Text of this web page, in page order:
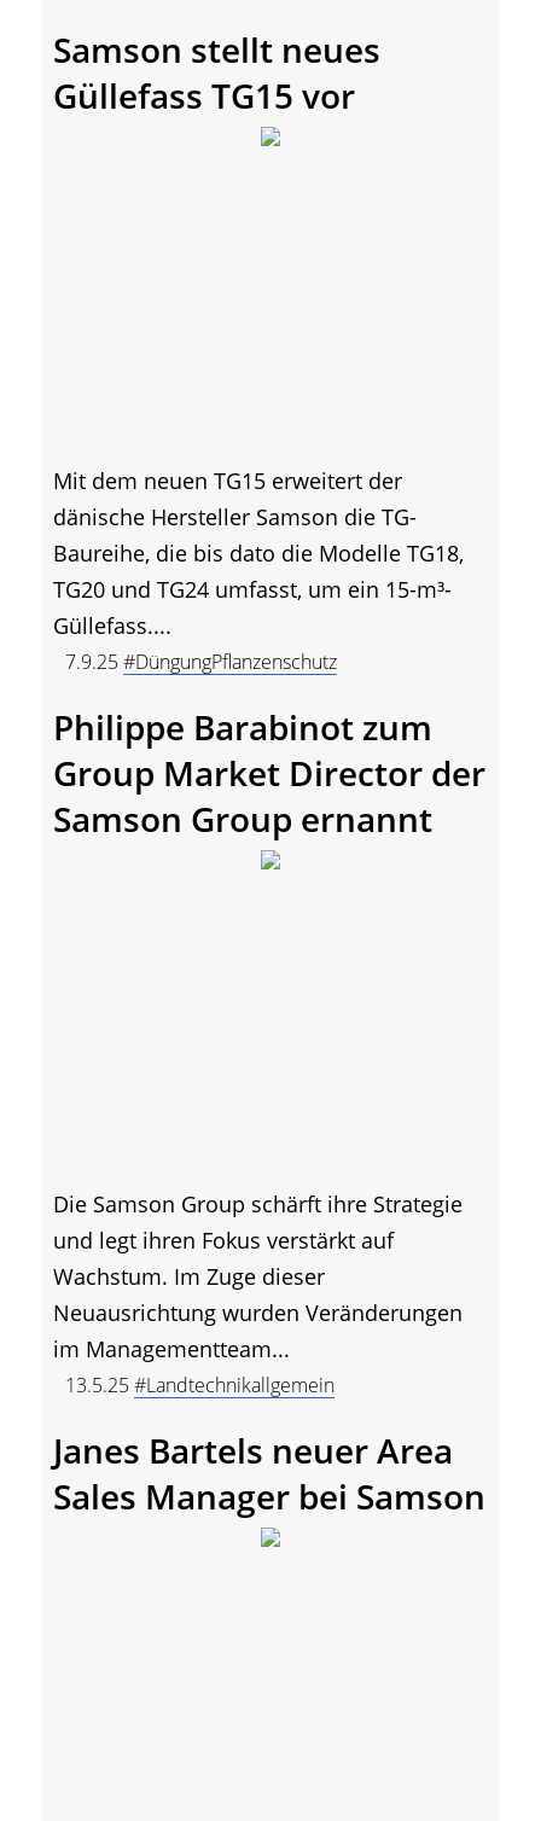
Samson stellt neues
Güllefass TG15 vor
Mit dem neuen TG15 erweitert der
dänische Hersteller Samson die TG-
Baureihe, die bis dato die Modelle TG18,
TG20 und TG24 umfasst, um ein 15-m³-
Güllefass....
7.9.25#DüngungPflanzenschutz
Philippe Barabinot zum
Group Market Director der
Samson Group ernannt
Die Samson Group schärft ihre Strategie
und legt ihren Fokus verstärkt auf
Wachstum. Im Zuge dieser
Neuausrichtung wurden Veränderungen
im Managementteam...
13.5.25#Landtechnikallgemein
Janes Bartels neuer Area
Sales Manager bei Samson